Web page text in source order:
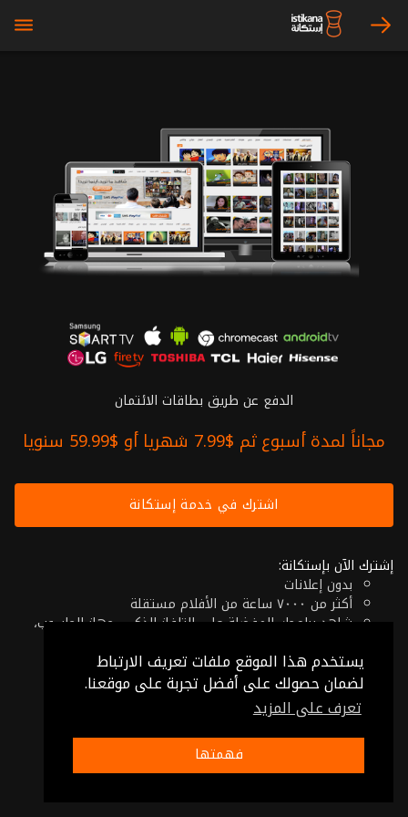
يستخدم هذا الموقع ملفات تعريف الارتباط
لضمان حصولك على أفضل تجربة على موقعنا.
تعرف على المزيد
فهمتها
arrow_right
bars
الدفع عن طريق بطاقات الائتمان
مجاناً لمدة أسبوع ثم $7.99 شهريا أو $59.99 سنويا
اشترك في خدمة إستكانة
إشترك الآن بإستكانة:
بدون إعلانات
أكثر من ٧٠٠٠ ساعة من الأفلام مستقلة
شاهد برامجك المفضلة على التلفاز الذكي، جهاز الحاسوب،
إلغاء في أي وقت
فقط $7.99 شهريا أو $59.99 سنويا
شروط الإستخدام-